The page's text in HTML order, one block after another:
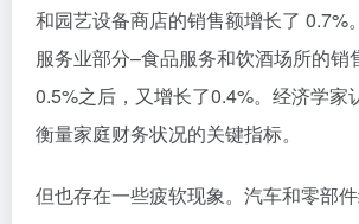
和园艺设备商店的销售额增长了 0.7%
服务业部分–食品服务和饮酒场所的销
0.5%之后，又增长了0.4%。经济学家
衡量家庭财务状况的关键指标。
但也存在一些疲软现象。汽车和零部